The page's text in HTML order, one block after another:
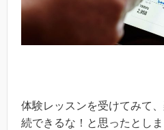
体験レッスンを受けてみて
続できるな！と思ったとしま